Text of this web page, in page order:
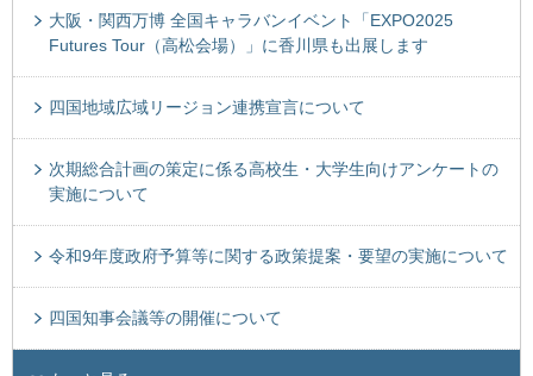
大阪・関西万博 全国キャラバンイベント「EXPO2025
Futures Tour（高松会場）」に香川県も出展します
四国地域広域リージョン連携宣言について
次期総合計画の策定に係る高校生・大学生向けアンケートの
実施について
令和9年度政府予算等に関する政策提案・要望の実施について
四国知事会議等の開催について